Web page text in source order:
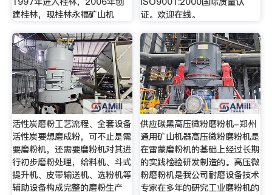
建桂林，现桂林永福矿山机
证。欢迎在线。
活性炭磨粉工艺流程、全套设备
活性炭要想磨成粉，可不止是需
要磨粉机，还需要磨粉机对其进
行初步磨粉处理，给料机、斗式
提升机、皮带输送机、选粉机等
辅助设备构成完整的磨粉生产
供应碳黑高压微粉磨粉机-郑州
通用矿山机器高压微粉磨粉机是
在雷蒙磨粉机的基础上经过长期
的实践检验研发制造的。高压微
粉磨粉机是我公司耐磨设备技术
专家在多年的研究工业磨粉机的